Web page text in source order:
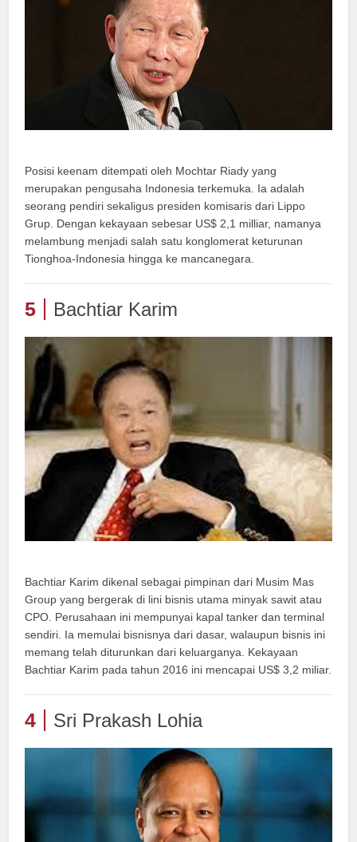
Posisi keenam ditempati oleh Mochtar Riady yang
merupakan pengusaha Indonesia terkemuka. Ia adalah
seorang pendiri sekaligus presiden komisaris dari Lippo
Grup. Dengan kekayaan sebesar US$ 2,1 milliar, namanya
melambung menjadi salah satu konglomerat keturunan
Tionghoa-Indonesia hingga ke mancanegara.
5 Bachtiar Karim
Bachtiar Karim dikenal sebagai pimpinan dari Musim Mas
Group yang bergerak di lini bisnis utama minyak sawit atau
CPO. Perusahaan ini mempunyai kapal tanker dan terminal
sendiri. Ia memulai bisnisnya dari dasar, walaupun bisnis ini
memang telah diturunkan dari keluarganya. Kekayaan
Bachtiar Karim pada tahun 2016 ini mencapai US$ 3,2 miliar.
4 Sri Prakash Lohia